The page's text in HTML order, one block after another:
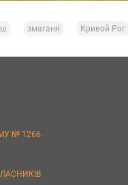
змаганя Кривой Рог
№ 1266